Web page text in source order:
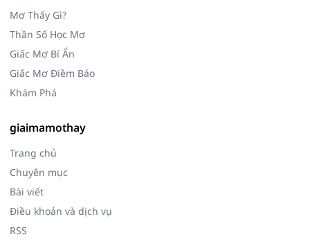
Mơ Thấy Gì?
Thần Số Học Mơ
Giấc Mơ Bí Ẩn
Giấc Mơ Điềm Báo
Khám Phá
giaimamothay
Trang chủ
Chuyên mục
Bài viết
Điều khoản và dịch vụ
RSS